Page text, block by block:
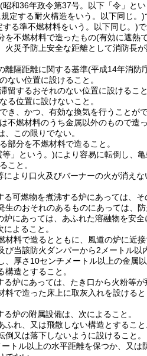
(昭和36年政令第37号。以下「令」と
定する耐火構造をいう。以下同じ。)
る準不燃材料をいう。以下同じ。)
を不燃材料で造ったもの(有効に遮熱
災予防上安全な距離として消防長
離隔距離に関する基準(平成14年消防
ない位置に設けること。
留するおそれのない位置に設けること
る位置に設けないこと。
き、かつ、有効な換気を行うことが
不燃材料のうち金属以外のもので造
この限りでない。
部分を不燃材料で造ること。
」という。)により容易に転倒し、
こと。
より口火及びバーナーの火が消えな
可燃物を煮沸する炉にあっては、
のおそれのあるものにあっては、
にあっては、あふれた溶融物を安全
よること。
料で造るとともに、風道の炉に近
び当該防火ダンパーから2メートル
、厚さ10センチメートル以上の金属
造とすること。
る炉にあっては、たき口から火粉等
料で造った床上に取灰入れを設ける
炉の附属設備は、次によること。
れ、又は飛散しない構造とすること
又は落下しないように設けること。
トル以上の水平距離を保つか、又は